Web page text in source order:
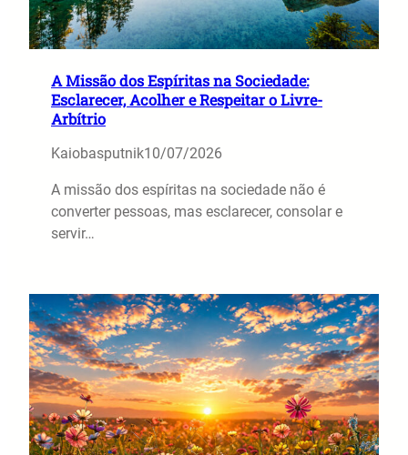
A Missão dos Espíritas na Sociedade:
Esclarecer, Acolher e Respeitar o Livre-
Arbítrio
Kaiobasputnik10/07/2026
A missão dos espíritas na sociedade não é
converter pessoas, mas esclarecer, consolar e
servir…